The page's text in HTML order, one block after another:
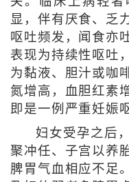
显，伴有厌食、乏
呕吐频发，闻食亦
表现为持续性呕吐
为黏液、胆汁或咖
氮增高，血胆红素
即是一例严重妊娠
妇女受孕之后
聚冲任、子宫以养
脾胃气血相应不足